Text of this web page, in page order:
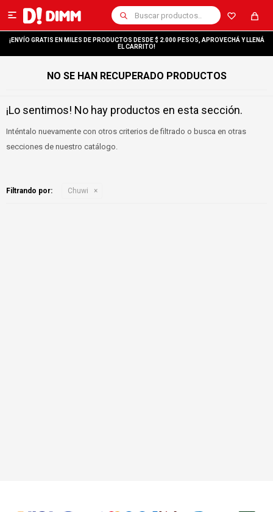

¡ENVÍO GRATIS EN MILES DE PRODUCTOS DESDE $ 2.000 PESOS, APROVECHÁ Y LLENÁ
EL CARRITO!
NO SE HAN RECUPERADO PRODUCTOS
¡Lo sentimos! No hay productos en esta sección.
Inténtalo nuevamente con otros criterios de filtrado o busca en otras
secciones de nuestro catálogo.
Filtrando por: Chuwi